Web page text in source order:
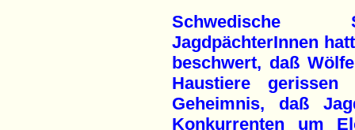
Schwedische
JagdpächterInnen
beschwert, daß
Haustiere
Geheimnis, daß
Konkurrenten um